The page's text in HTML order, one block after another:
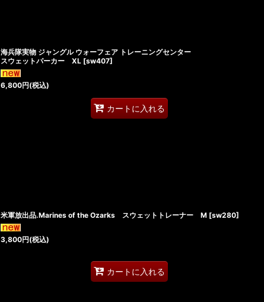
海兵隊実物 ジャングル ウォーフェア トレーニングセンター
スウェットパーカー XL [sw407]
6,800円(税込)
カートに入れる
米軍放出品.Marines of the Ozarks スウェットトレーナー M [sw280]
3,800円(税込)
カートに入れる